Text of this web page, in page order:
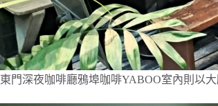
東門深夜咖啡廳鴉埠咖啡YABOO室內則以